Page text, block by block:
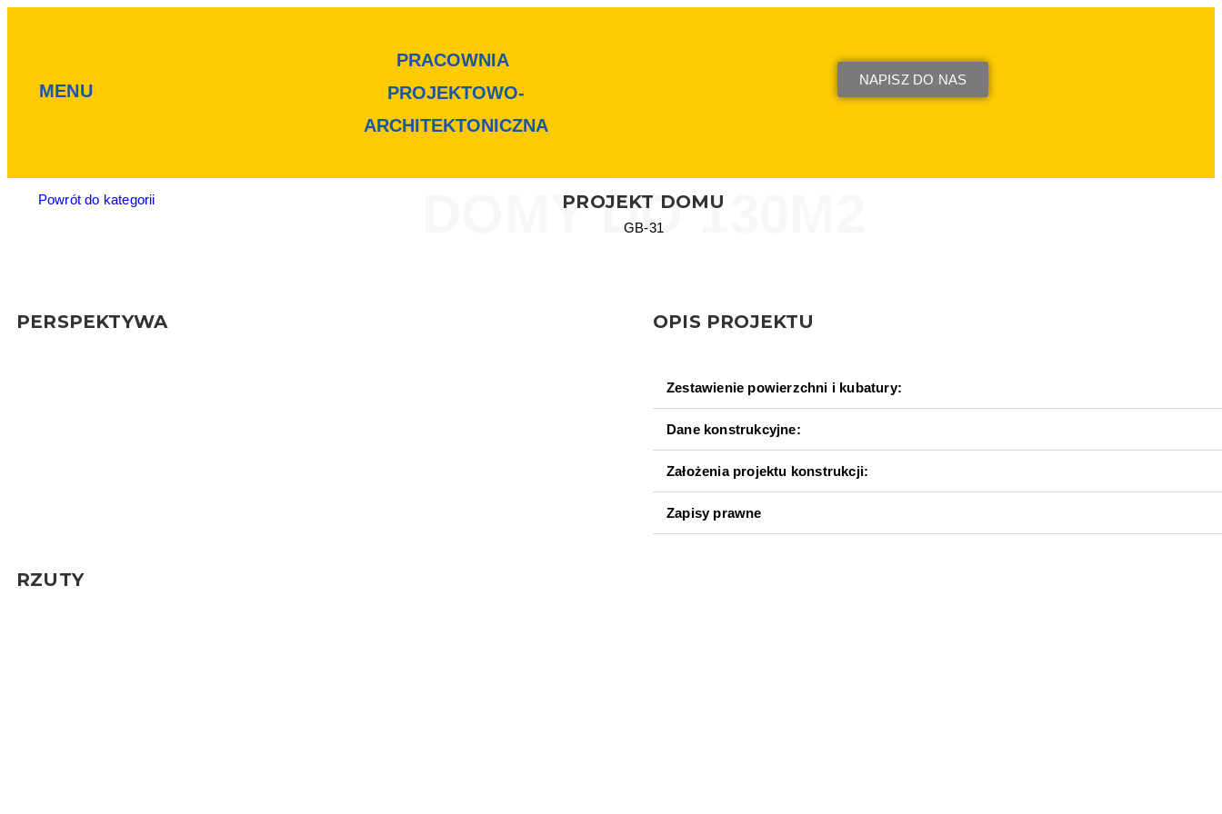
MENU
PRACOWNIA
PROJEKTOWO-
ARCHITEKTONICZNA
NAPISZ DO NAS
Powrót do kategorii DOMY DO 130M2
PROJEKT DOMU
GB-31
PERSPEKTYWA OPIS PROJEKTU
Zestawienie powierzchni i kubatury:
Dane konstrukcyjne:
Założenia projektu konstrukcji:
Zapisy prawne
RZUTY